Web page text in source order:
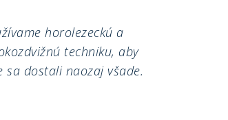
horolezeckú a
techniku, aby
sa dostali naozaj všade.